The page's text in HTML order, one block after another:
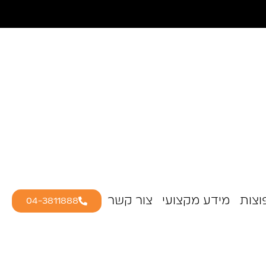
מידע מקצועי צור קשר 04-3811888